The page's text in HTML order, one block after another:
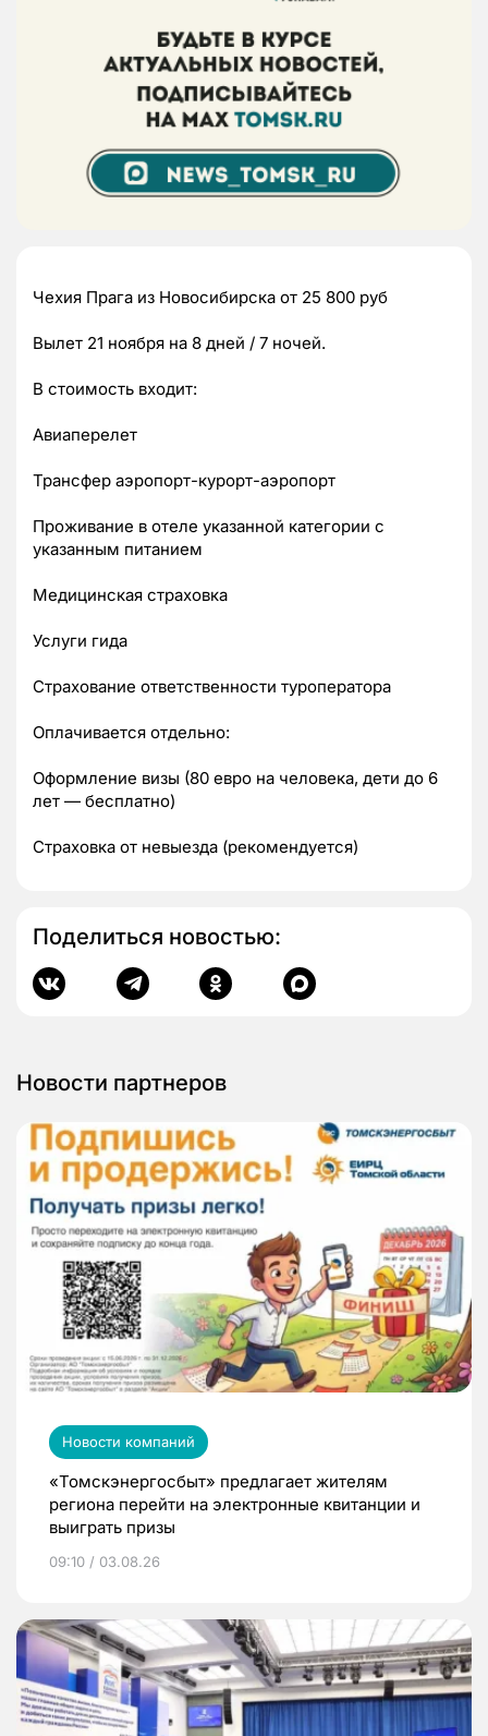
Чехия Прага из Новосибирска от 25 800 руб
Вылет 21 ноября на 8 дней / 7 ночей.
В стоимость входит:
Авиаперелет
Трансфер аэропорт-курорт-аэропорт
Проживание в отеле указанной категории с
указанным питанием
Медицинская страховка
Услуги гида
Страхование ответственности туроператора
Оплачивается отдельно:
Оформление визы (80 евро на человека, дети до 6
лет — бесплатно)
Страховка от невыезда (рекомендуется)
Поделиться новостью:
Новости партнеров
Новости компаний
«Томскэнергосбыт» предлагает жителям
региона перейти на электронные квитанции и
выиграть призы
09:10 / 03.08.26